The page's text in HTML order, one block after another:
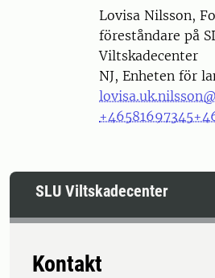
PersonLovisa Nilsson,
föreståndare på
Viltskadecenter
NJ, Enheten för
+46581697345
SLU Viltskadecenter
Kontakt